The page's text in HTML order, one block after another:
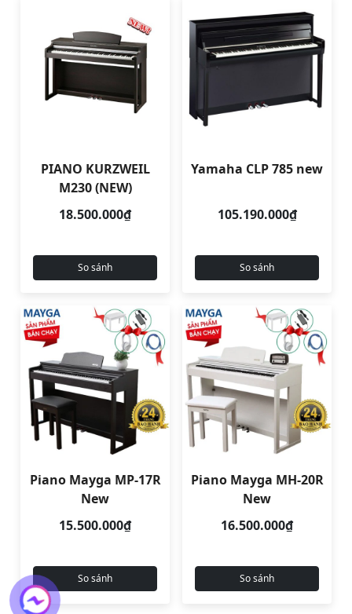
PIANO KURZWEIL
M230 (NEW)
18.500.000₫
So sánh
Yamaha CLP 785 new
105.190.000₫
So sánh
Piano Mayga MP-17R
New
15.500.000₫
So sánh
Piano Mayga MH-20R
New
16.500.000₫
So sánh